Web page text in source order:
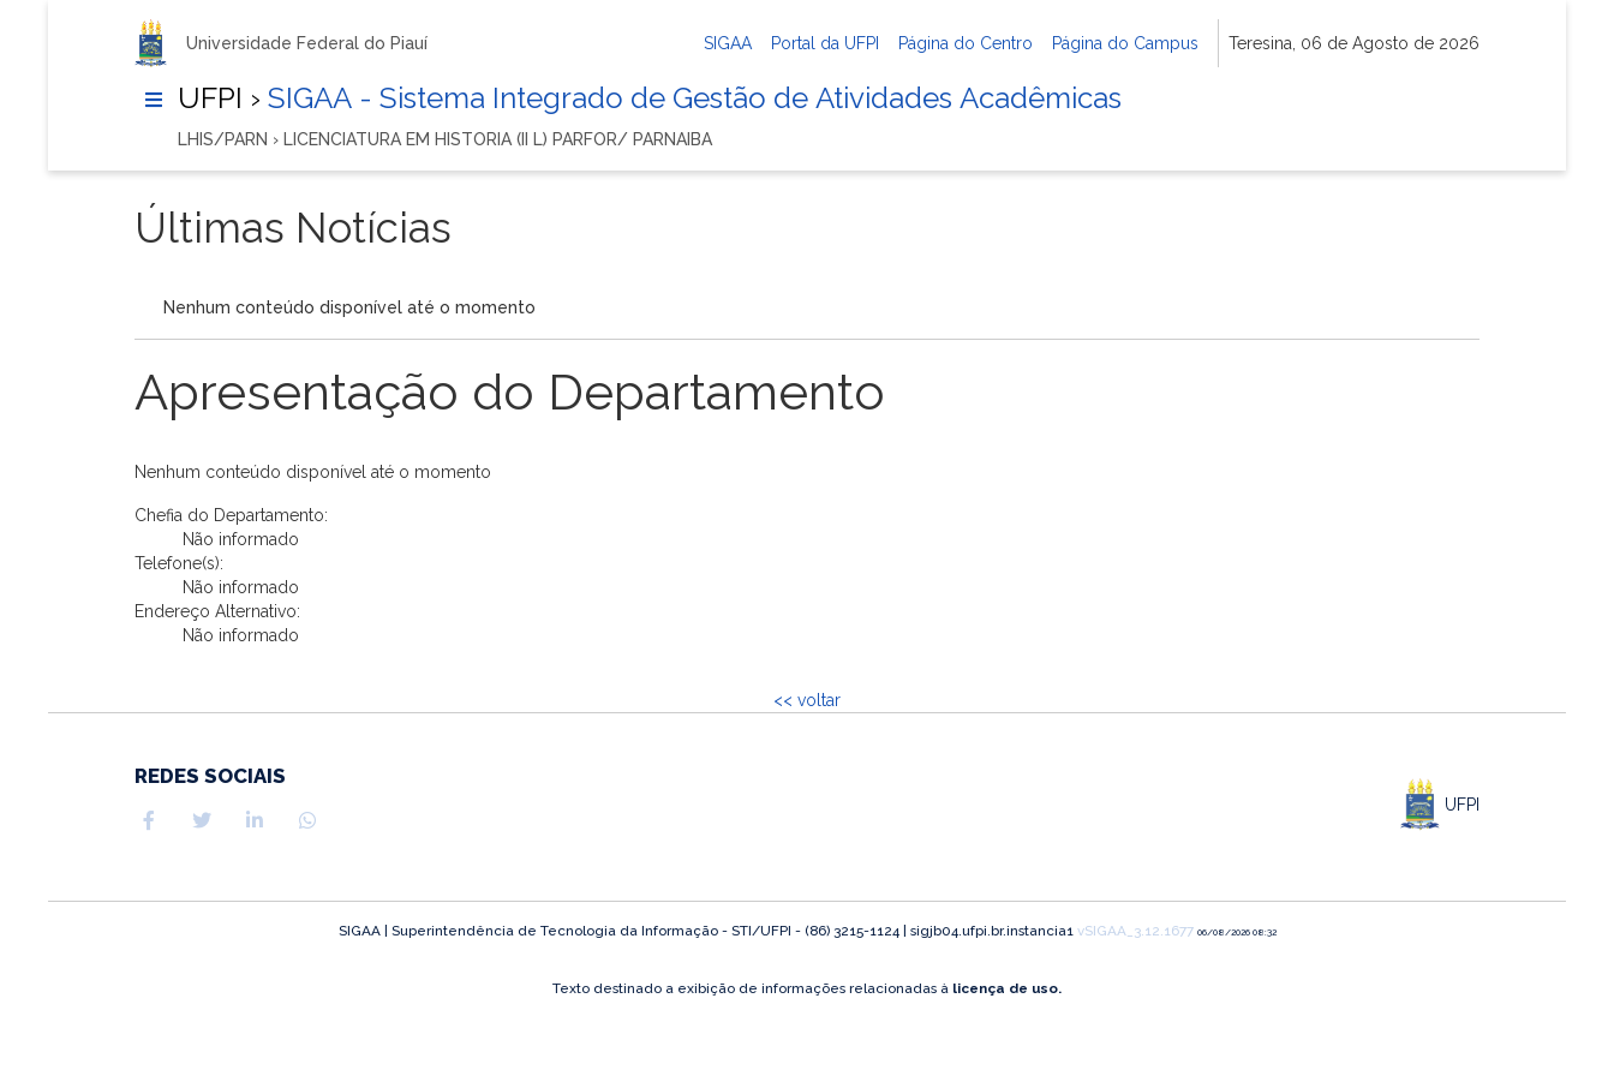
Universidade Federal do Piauí SIGAA Portal da UFPI Página do Centro Página do Campus Teresina, 06 de Agosto de 2026
UFPI › SIGAA - Sistema Integrado de Gestão de Atividades Acadêmicas
LHIS/PARN › LICENCIATURA EM HISTORIA (II L) PARFOR/ PARNAIBA
Últimas Notícias
Nenhum conteúdo disponível até o momento
Apresentação do Departamento
Nenhum conteúdo disponível até o momento
Chefia do Departamento:
Não informado
Telefone(s):
Não informado
Endereço Alternativo:
Não informado
<< voltar
REDES SOCIAIS
UFPI
SIGAA | Superintendência de Tecnologia da Informação - STI/UFPI - (86) 3215-1124 | sigjb04.ufpi.br.instancia1 vSIGAA_3.12.1677 06/08/2026 08:32
Texto destinado a exibição de informações relacionadas à licença de uso.